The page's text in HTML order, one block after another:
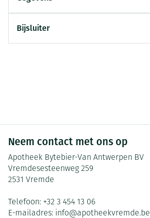
Bijsluiter
Neem contact met ons op
Apotheek Bytebier-Van Antwerpen BV
Vremdesesteenweg 259
2531 Vremde
Telefoon: +32 3 454 13 06
E-mailadres: info@apotheekvremde.be